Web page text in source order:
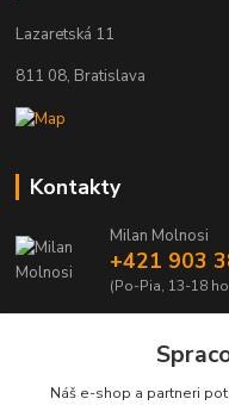
Lazaretská 11
811 08, Bratislava
Kontakty
Milan Molnosi
+421 903
(Po-Pia, 13-18
Náš e-shop a partneri